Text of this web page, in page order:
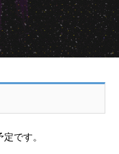
です。